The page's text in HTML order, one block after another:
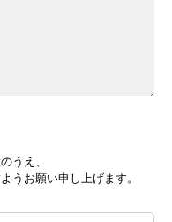
うえ、
うお願い申し上げます。